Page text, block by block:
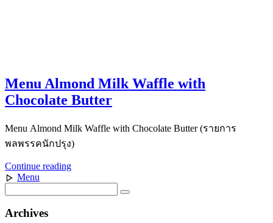
Menu Almond Milk Waffle with
Chocolate Butter
Menu Almond Milk Waffle with Chocolate Butter (รายการ
พลพรรคนักปรุง)
Continue reading
Menu
Archives